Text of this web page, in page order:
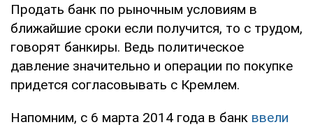
Продать банк по рыночным условиям в
ближайшие сроки если получится, то с трудом,
говорят банкиры. Ведь политическое
давление значительно и операции по покупке
придется согласовывать с Кремлем.
Напомним, с 6 марта 2014 года в банк ввели